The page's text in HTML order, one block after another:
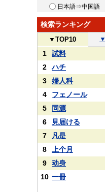
日本語⇒中国語
検索ランキング
▼ TOP10 ▼
1
試料
2
ハチ
3
婦人科
4
フェノール
5
同源
6
見届ける
7
凡是
8
上个月
9
动身
10 一冊